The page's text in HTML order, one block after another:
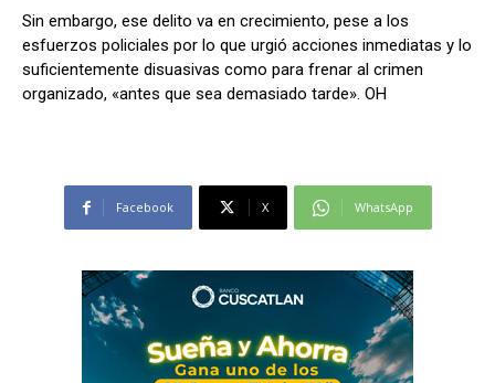
Sin embargo, ese delito va en crecimiento, pese a los
esfuerzos policiales por lo que urgió acciones inmediatas y lo
suficientemente disuasivas como para frenar al crimen
organizado, «antes que sea demasiado tarde». OH
Facebook X WhatsApp